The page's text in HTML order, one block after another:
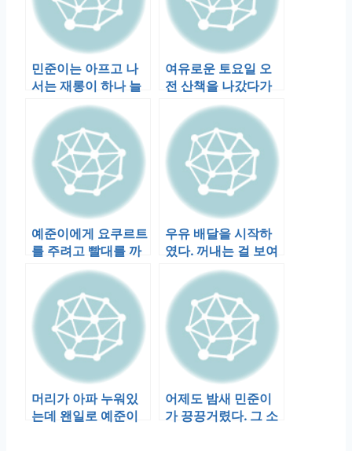
민준이는 아프고 나
서는 재롱이 하나 늘
었다. 짝짜꿍. 두 손이
마주치면 …
여유로운 토요일 오
전 산책을 나갔다가
큰 사고가 있었다. 뜬
금없이 눈에 …
예준이에게 요쿠르트
를 주려고 빨대를 까
고있는데 민준이가
맹렬히 기어와 옆…
우유 배달을 시작하
였다. 꺼내는 걸 보여
주었더니, 몇시간 후
에 또 우유를…
머리가 아파 누워있
는데 왠일로 예준이
어제도 밤새 민준이
가 끙끙거렸다. 그 소